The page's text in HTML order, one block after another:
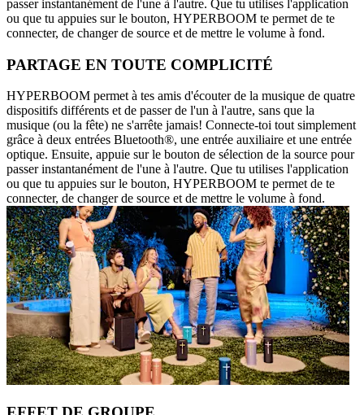
passer instantanément de l'une à l'autre. Que tu utilises l'application
ou que tu appuies sur le bouton, HYPERBOOM te permet de te
connecter, de changer de source et de mettre le volume à fond.
PARTAGE EN TOUTE COMPLICITÉ
HYPERBOOM permet à tes amis d'écouter de la musique de quatre
dispositifs différents et de passer de l'un à l'autre, sans que la
musique (ou la fête) ne s'arrête jamais! Connecte-toi tout simplement
grâce à deux entrées Bluetooth®, une entrée auxiliaire et une entrée
optique. Ensuite, appuie sur le bouton de sélection de la source pour
passer instantanément de l'une à l'autre. Que tu utilises l'application
ou que tu appuies sur le bouton, HYPERBOOM te permet de te
connecter, de changer de source et de mettre le volume à fond.